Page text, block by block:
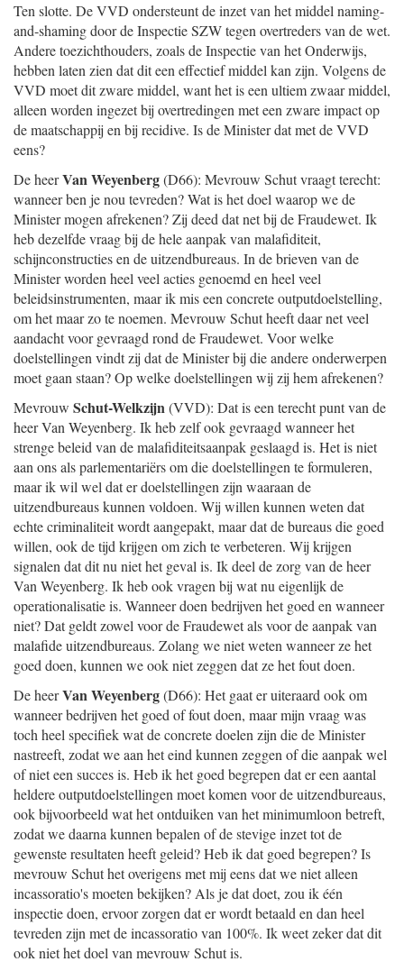
Ten slotte. De VVD ondersteunt de inzet van het middel naming-
and-shaming door de Inspectie SZW tegen overtreders van de wet.
Andere toezichthouders, zoals de Inspectie van het Onderwijs,
hebben laten zien dat dit een effectief middel kan zijn. Volgens de
VVD moet dit zware middel, want het is een ultiem zwaar middel,
alleen worden ingezet bij overtredingen met een zware impact op
de maatschappij en bij recidive. Is de Minister dat met de VVD
eens?
De heerVan Weyenberg(D66): Mevrouw Schut vraagt terecht:
wanneer ben je nou tevreden? Wat is het doel waarop we de
Minister mogen afrekenen? Zij deed dat net bij de Fraudewet. Ik
heb dezelfde vraag bij de hele aanpak van malafiditeit,
schijnconstructies en de uitzendbureaus. In de brieven van de
Minister worden heel veel acties genoemd en heel veel
beleidsinstrumenten, maar ik mis een concrete outputdoelstelling,
om het maar zo te noemen. Mevrouw Schut heeft daar net veel
aandacht voor gevraagd rond de Fraudewet. Voor welke
doelstellingen vindt zij dat de Minister bij die andere onderwerpen
moet gaan staan? Op welke doelstellingen wij zij hem afrekenen?
Mevrouw Schut-Welkzijn(VVD): Dat is een terecht punt van de
heer Van Weyenberg. Ik heb zelf ook gevraagd wanneer het
strenge beleid van de malafiditeitsaanpak geslaagd is. Het is niet
aan ons als parlementariërs om die doelstellingen te formuleren,
maar ik wil wel dat er doelstellingen zijn waaraan de
uitzendbureaus kunnen voldoen. Wij willen kunnen weten dat
echte criminaliteit wordt aangepakt, maar dat de bureaus die goed
willen, ook de tijd krijgen om zich te verbeteren. Wij krijgen
signalen dat dit nu niet het geval is. Ik deel de zorg van de heer
Van Weyenberg. Ik heb ook vragen bij wat nu eigenlijk de
operationalisatie is. Wanneer doen bedrijven het goed en wanneer
niet? Dat geldt zowel voor de Fraudewet als voor de aanpak van
malafide uitzendbureaus. Zolang we niet weten wanneer ze het
goed doen, kunnen we ook niet zeggen dat ze het fout doen.
De heerVan Weyenberg(D66): Het gaat er uiteraard ook om
wanneer bedrijven het goed of fout doen, maar mijn vraag was
toch heel specifiek wat de concrete doelen zijn die de Minister
nastreeft, zodat we aan het eind kunnen zeggen of die aanpak wel
of niet een succes is. Heb ik het goed begrepen dat er een aantal
heldere outputdoelstellingen moet komen voor de uitzendbureaus,
ook bijvoorbeeld wat het ontduiken van het minimumloon betreft,
zodat we daarna kunnen bepalen of de stevige inzet tot de
gewenste resultaten heeft geleid? Heb ik dat goed begrepen? Is
mevrouw Schut het overigens met mij eens dat we niet alleen
incassoratio's moeten bekijken? Als je dat doet, zou ik één
inspectie doen, ervoor zorgen dat er wordt betaald en dan heel
tevreden zijn met de incassoratio van 100%. Ik weet zeker dat dit
ook niet het doel van mevrouw Schut is.